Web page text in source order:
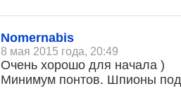
Nomernabis
8 мая 2015 года, 20:49
Очень хорошо для начала )
Минимум понтов. Шпионы